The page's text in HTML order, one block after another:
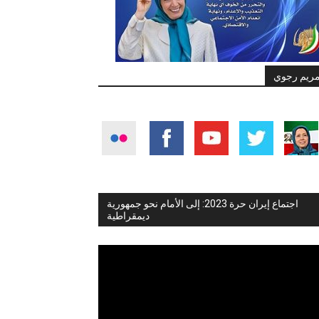
رجوي
اجتماع إيران حرة 2023: إلى الأمام نحو جمهورية
ديمقراطية